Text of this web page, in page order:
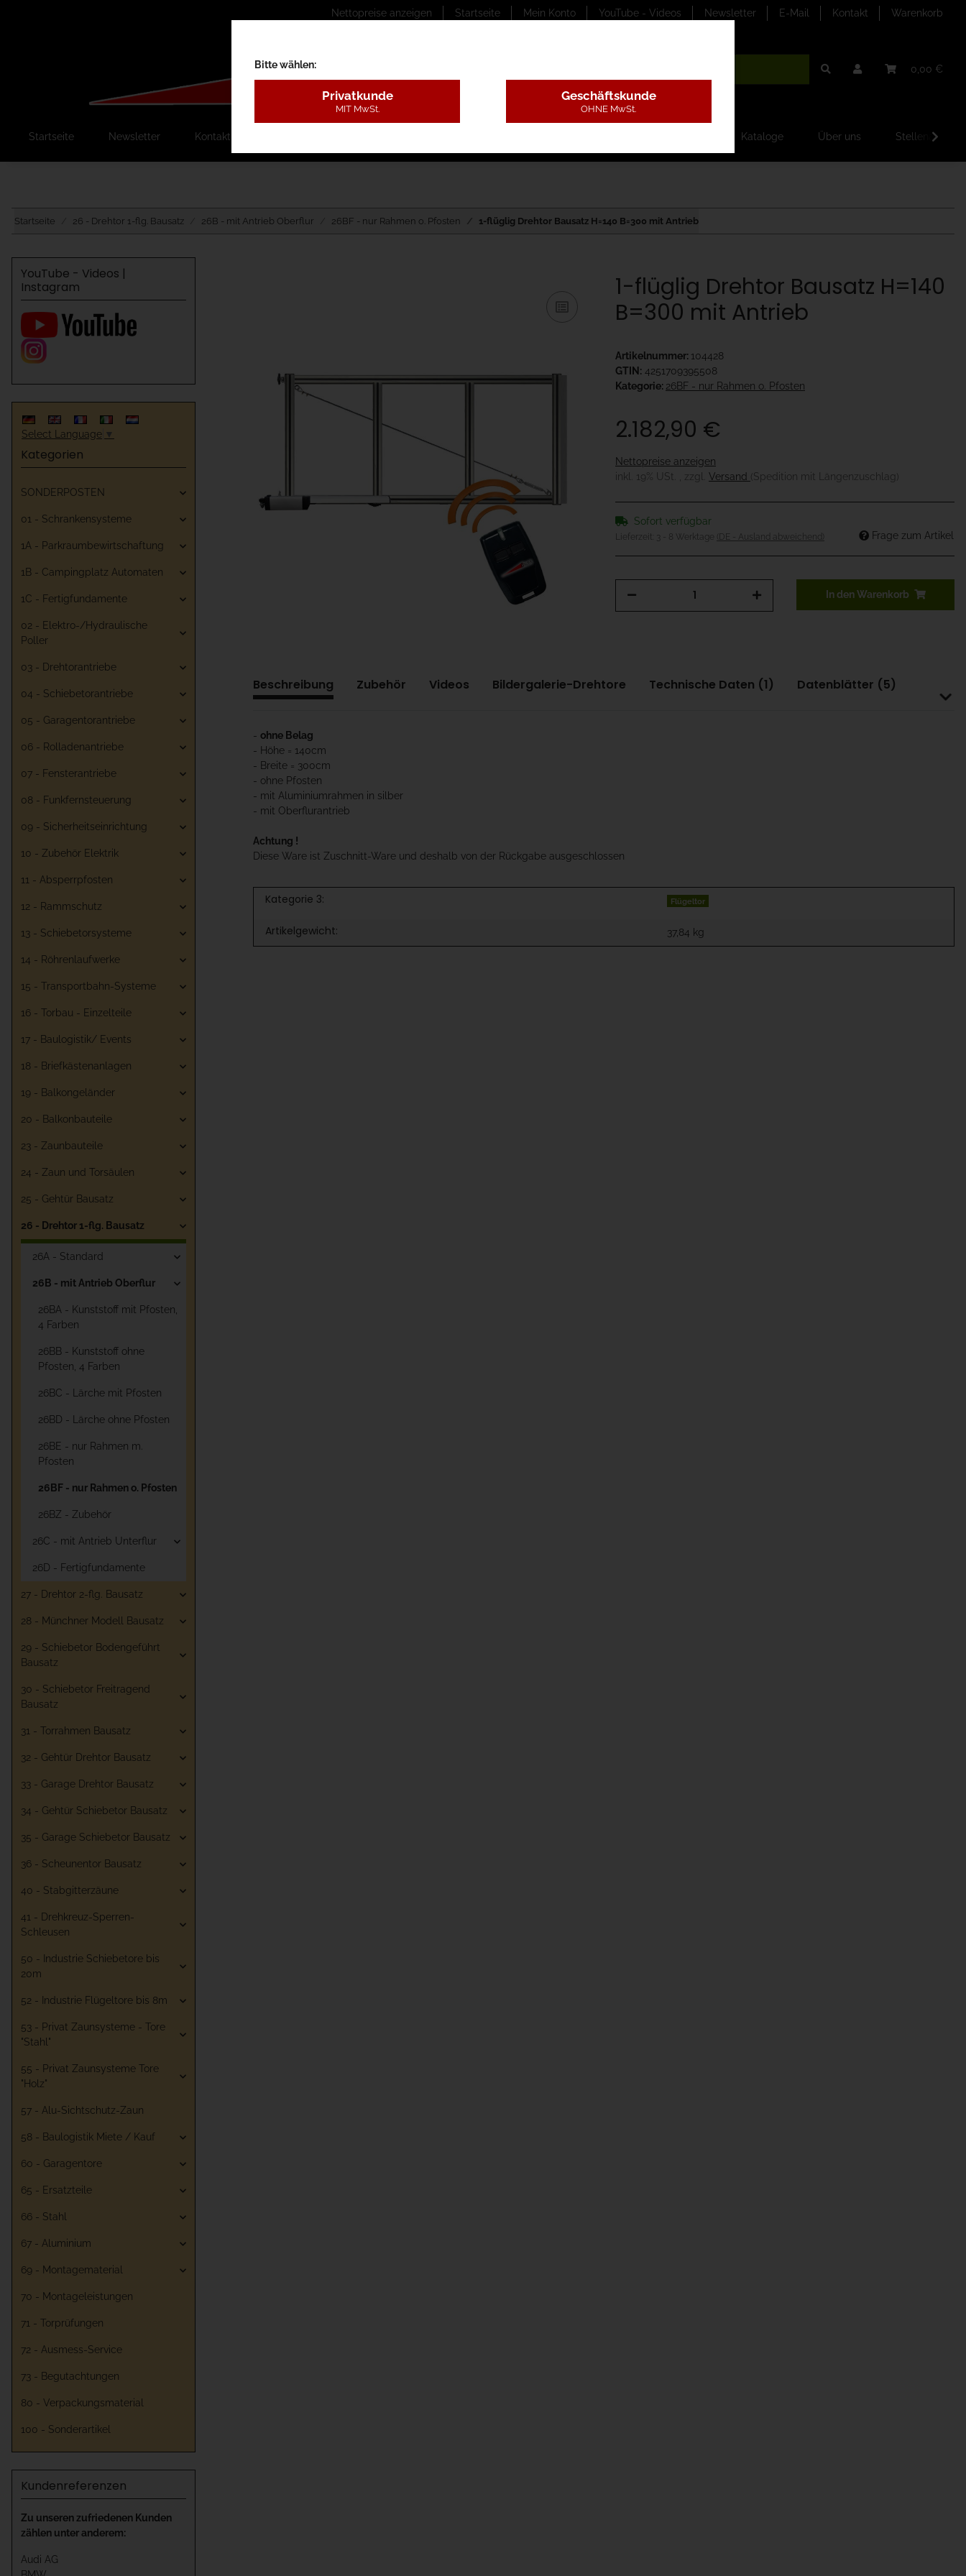
Nettopreise anzeigen Startseite Mein Konto YouTube - Videos Newsletter E-Mail Kontakt Warenkorb
0,00 €
Startseite Newsletter Kontakt Kataloge Über uns
Startseite 26 - Drehtor 1-flg. Bausatz 26B - mit Antrieb Oberflur 26BF - nur Rahmen o. Pfosten 1-flüglig Drehtor Bausatz H=140 B=300 mit Antrieb
1-flüglig Drehtor Bausatz H=140
B=300 mit Antrieb
Artikelnummer: 104428
GTIN: 4251709395508
Kategorie: 26BF - nur Rahmen o. Pfosten
2.182,90 €
Nettopreise anzeigen
inkl. 19% USt. , zzgl. Versand (Spedition mit Längenzuschlag)
Sofort verfügbar
Lieferzeit: 3 - 8 Werktage (DE - Ausland abweichend) Frage zum Artikel
In den Warenkorb
Beschreibung Zubehör Videos Bildergalerie-Drehtore Technische Daten (1) Datenblätter (5)
- ohne Belag
- Höhe = 140cm
- Breite = 300cm
- ohne Pfosten
- mit Aluminiumrahmen in silber
- mit Oberflurantrieb
Achtung !
Diese Ware ist Zuschnitt-Ware und deshalb von der Rückgabe ausgeschlossen
Kategorie 3: Flügeltor
Artikelgewicht: 37,84 kg
YouTube - Videos |
Instagram
Select Language ▼
Kategorien
SONDERPOSTEN
01 - Schrankensysteme
1A - Parkraumbewirtschaftung
1B - Campingplatz Automaten
1C - Fertigfundamente
02 - Elektro-/Hydraulische
Poller
03 - Drehtorantriebe
04 - Schiebetorantriebe
05 - Garagentorantriebe
06 - Rolladenantriebe
07 - Fensterantriebe
08 - Funkfernsteuerung
09 - Sicherheitseinrichtung
10 - Zubehör Elektrik
11 - Absperrpfosten
12 - Rammschutz
13 - Schiebetorsysteme
14 - Röhrenlaufwerke
15 - Transportbahn-Systeme
16 - Torbau - Einzelteile
17 - Baulogistik/ Events
18 - Briefkästenanlagen
19 - Balkongeländer
20 - Balkonbauteile
23 - Zaunbauteile
24 - Zaun und Torsäulen
25 - Gehtür Bausatz
26 - Drehtor 1-flg. Bausatz
26A - Standard
26B - mit Antrieb Oberflur
26BA - Kunststoff mit Pfosten,
4 Farben
26BB - Kunststoff ohne
Pfosten, 4 Farben
26BC - Lärche mit Pfosten
26BD - Lärche ohne Pfosten
26BE - nur Rahmen m.
Pfosten
26BF - nur Rahmen o. Pfosten
26BZ - Zubehör
26C - mit Antrieb Unterflur
26D - Fertigfundamente
27 - Drehtor 2-flg. Bausatz
28 - Münchner Modell Bausatz
29 - Schiebetor Bodengeführt
Bausatz
30 - Schiebetor Freitragend
Bausatz
31 - Torrahmen Bausatz
32 - Gehtür Drehtor Bausatz
33 - Garage Drehtor Bausatz
34 - Gehtür Schiebetor Bausatz
35 - Garage Schiebetor Bausatz
36 - Scheunentor Bausatz
40 - Stabgitterzäune
41 - Drehkreuz-Sperren-
Schleusen
50 - Industrie Schiebetore bis
20m
52 - Industrie Flügeltore bis 8m
53 - Privat Zaunsysteme - Tore
"Stahl"
55 - Privat Zaunsysteme Tore
"Holz"
57 - Alu-Sichtschutz-Zaun
58 - Baulogistik Miete / Kauf
60 - Garagentore
65 - Ersatzteile
66 - Stahl
67 - Aluminium
69 - Montagematerial
70 - Montageleistungen
71 - Torprüfungen
72 - Ausmess-Service
73 - Begutachtungen
80 - Verpackungsmaterial
100 - Sonderartikel
Kundenreferenzen
Zu unseren zufriedenen Kunden
zählen unter anderem:
Audi AG
Bitte wählen:
Privatkunde
MIT MwSt.
Geschäftskunde
OHNE MwSt.